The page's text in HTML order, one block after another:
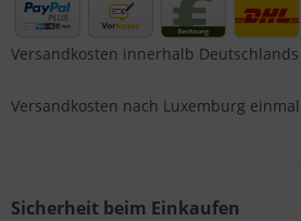
Versandkosten innerhalb
Versandkosten nach Luxemburg
Sicherheit beim Einkaufen